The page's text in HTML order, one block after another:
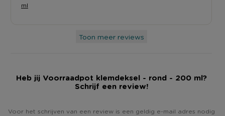
ml
Toon meer reviews
Heb jij Voorraadpot klemdeksel - rond - 200 ml?
Schrijf een review!
Voor het schrijven van een review is een geldig e-mail adres nodig